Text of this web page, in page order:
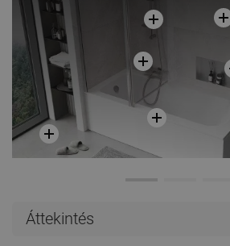
Áttekintés